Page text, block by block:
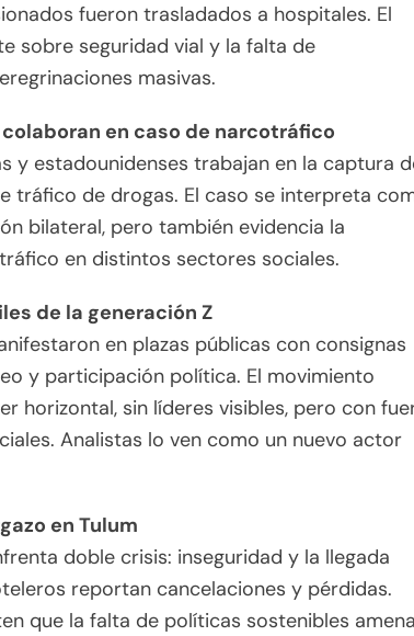
fueron trasladados a hospitales. El
sobre seguridad vial y la falta de
masivas.
colaboran en caso de narcotráfico
y estadounidenses trabajan en la captura
tráfico de drogas. El caso se interpreta
bilateral, pero también evidencia la
en distintos sectores sociales.
de la generación Z
en plazas públicas con consignas
y participación política. El movimiento
horizontal, sin líderes visibles, pero con
Analistas lo ven como un nuevo actor
en Tulum
doble crisis: inseguridad y la llegada
reportan cancelaciones y pérdidas.
que la falta de políticas sostenibles